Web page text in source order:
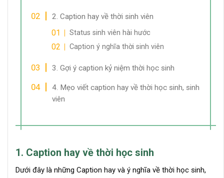
2. Caption hay về thời sinh viên
Status sinh viên hài hước
Caption ý nghĩa thời sinh viên
3. Gợi ý caption kỷ niệm thời học sinh
4. Mẹo viết caption hay về thời học sinh, sinh
viên
1. Caption hay về thời học sinh
Dưới đây là những Caption hay và ý nghĩa về thời học sinh,